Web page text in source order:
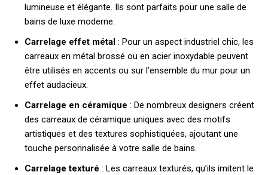
lumineuse et élégante. Ils sont parfaits pour une salle de
bains de luxe moderne.
Carrelage effet métal : Pour un aspect industriel chic, les
carreaux en métal brossé ou en acier inoxydable peuvent
être utilisés en accents ou sur l’ensemble du mur pour un
effet audacieux.
Carrelage en céramique : De nombreux designers créent
des carreaux de céramique uniques avec des motifs
artistiques et des textures sophistiquées, ajoutant une
touche personnalisée à votre salle de bains.
Carrelage texturé : Les carreaux texturés, qu’ils imitent le